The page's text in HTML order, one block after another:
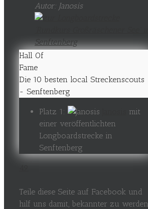
Autor: Janosis
Hall Of
Fame
Die 10 besten local Streckenscouts
- Senftenberg
Platz 1:
mit
einer veröffentlichten
Longboardstrecke in
Senftenberg
Teile diese Seite auf Facebook und
hilf uns damit, bekannter zu werden